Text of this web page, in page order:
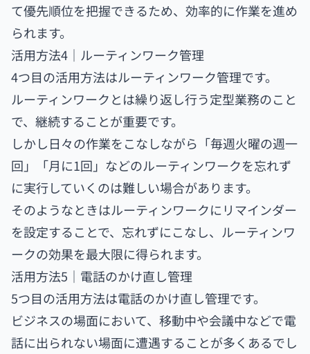
て優先順位を把握できるため、効率的に作業を進め
られます。
活用方法4｜ルーティンワーク管理
4つ目の活用方法はルーティンワーク管理です。
ルーティンワークとは繰り返し行う定型業務のこと
で、継続することが重要です。
しかし日々の作業をこなしながら「毎週火曜の週一
回」「月に1回」などのルーティンワークを忘れず
に実行していくのは難しい場合があります。
そのようなときはルーティンワークにリマインダー
を設定することで、忘れずにこなし、ルーティンワ
ークの効果を最大限に得られます。
活用方法5｜電話のかけ直し管理
5つ目の活用方法は電話のかけ直し管理です。
ビジネスの場面において、移動中や会議中などで電
話に出られない場面に遭遇することが多くあるでし